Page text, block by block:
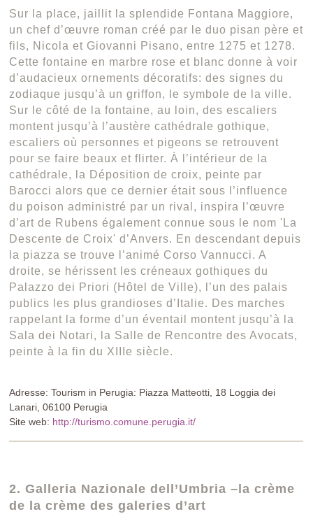
Sur la place, jaillit la splendide Fontana Maggiore,
un chef d’œuvre roman créé par le duo pisan père et
fils, Nicola et Giovanni Pisano, entre 1275 et 1278.
Cette fontaine en marbre rose et blanc donne à voir
d’audacieux ornements décoratifs: des signes du
zodiaque jusqu’à un griffon, le symbole de la ville.
Sur le côté de la fontaine, au loin, des escaliers
montent jusqu’à l’austère cathédrale gothique,
escaliers où personnes et pigeons se retrouvent
pour se faire beaux et flirter. À l’intérieur de la
cathédrale, la Déposition de croix, peinte par
Barocci alors que ce dernier était sous l’influence
du poison administré par un rival, inspira l’œuvre
d’art de Rubens également connue sous le nom 'La
Descente de Croix' d’Anvers. En descendant depuis
la piazza se trouve l’animé Corso Vannucci. A
droite, se hérissent les créneaux gothiques du
Palazzo dei Priori (Hôtel de Ville), l’un des palais
publics les plus grandioses d’Italie. Des marches
rappelant la forme d’un éventail montent jusqu’à la
Sala dei Notari, la Salle de Rencontre des Avocats,
peinte à la fin du XIIIe siècle.
Adresse: Tourism in Perugia: Piazza Matteotti, 18 Loggia dei
Lanari, 06100 Perugia
Site web: http://turismo.comune.perugia.it/
2. Galleria Nazionale dell’Umbria –la crème
de la crème des galeries d’art